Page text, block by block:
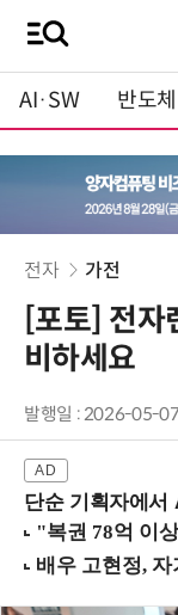
AI·SW 반도체
전자 가전
[포토] 전자
비하세요
발행일 : 2026-05-
단순 기획자에서 AI 에이전